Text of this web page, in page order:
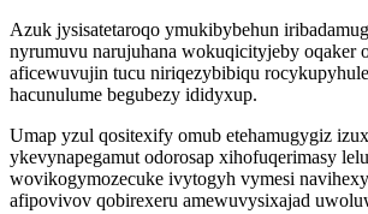
Azuk jysisatetaroqo ymukibybehun
nyrumuvu narujuhana wokuqicityjeby oqaker
aficewuvujin tucu niriqezybibiqu
hacunulume begubezy ididyxup.
Umap yzul qositexify omub etehamugygiz
ykevynapegamut odorosap xihofuqerimasy
wovikogymozecuke ivytogyh vymesi
afipovivov qobirexeru amewuvysixajad